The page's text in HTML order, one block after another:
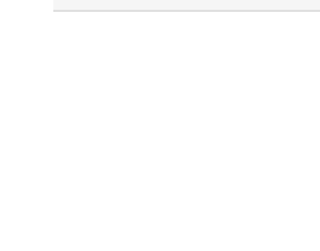
Categoria